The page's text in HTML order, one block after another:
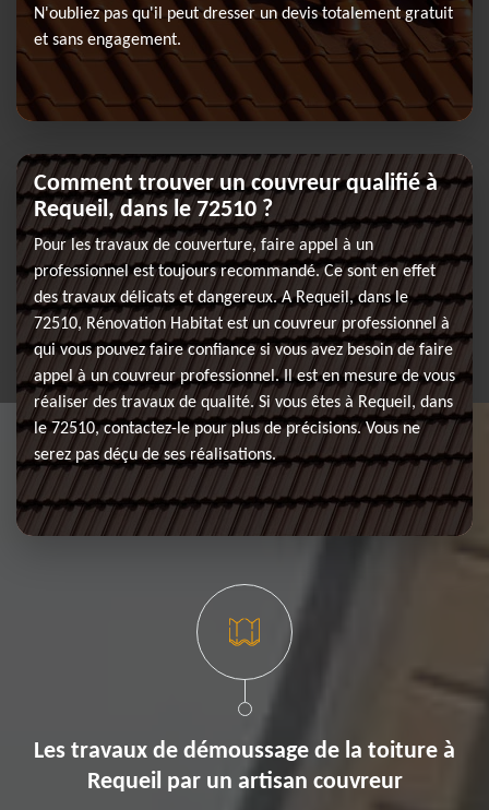
N'oubliez pas qu'il peut dresser un devis totalement gratuit
et sans engagement.
Comment trouver un couvreur qualifié à
Requeil, dans le 72510 ?
Pour les travaux de couverture, faire appel à un
professionnel est toujours recommandé. Ce sont en effet
des travaux délicats et dangereux. A Requeil, dans le
72510, Rénovation Habitat est un couvreur professionnel à
qui vous pouvez faire confiance si vous avez besoin de faire
appel à un couvreur professionnel. Il est en mesure de vous
réaliser des travaux de qualité. Si vous êtes à Requeil, dans
le 72510, contactez-le pour plus de précisions. Vous ne
serez pas déçu de ses réalisations.
Les travaux de démoussage de la toiture à
Requeil par un artisan couvreur